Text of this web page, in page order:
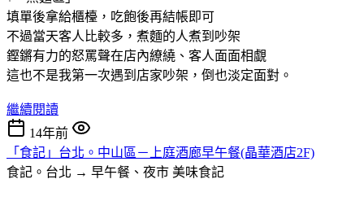
填單後拿給櫃檯，吃飽後再結帳即可
不過當天客人比較多，煮麵的人煮到吵架
鏗鏘有力的怒罵聲在店內繚繞、客人面面相覷
這也不是我第一次遇到店家吵架，倒也淡定面對。
繼續閱讀
14年前
「食記」台北。中山區－上庭酒廊早午餐(晶華酒店2F)
食記。台北 → 早午餐、夜市 美味食記